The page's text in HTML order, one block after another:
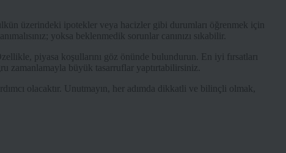
üzerindeki ipotekler veya hacizler gibi durumları öğrenmek için
yoksa beklenmedik sorunlar canınızı sıkabilir.
piyasa koşullarını göz önünde bulundurun. En iyi fırsatları
zamanlamayla büyük tasarruflar yaptırtabilirsiniz.
olacaktır. Unutmayın, her adımda dikkatli ve bilinçli olmak,